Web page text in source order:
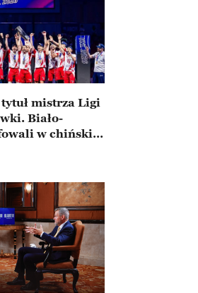
mistrza Ligi
Biało-
w chińskim